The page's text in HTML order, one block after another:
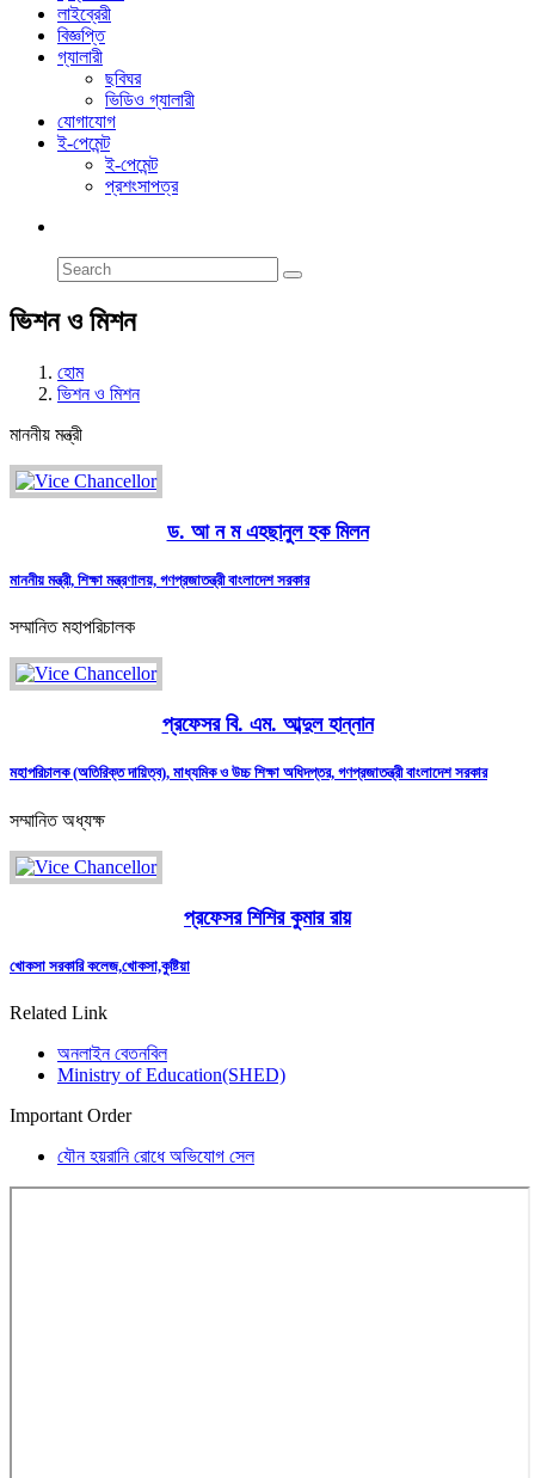
লাইব্রেরী
বিজ্ঞপ্তি
গ্যালারী
ছবিঘর
ভিডিও গ্যালারী
যোগাযোগ
ই-পেমেন্ট
ই-পেমেন্ট
প্রশংসাপত্র
ভিশন ও মিশন
হোম
ভিশন ও মিশন
মাননীয় মন্ত্রী
ড. আ ন ম এহছানুল হক মিলন
মাননীয় মন্ত্রী, শিক্ষা মন্ত্রণালয়, গণপ্রজাতন্ত্রী বাংলাদেশ সরকার
সম্মানিত মহাপরিচালক
প্রফেসর বি. এম. আব্দুল হান্নান
মহাপরিচালক (অতিরিক্ত দায়িত্ব), মাধ্যমিক ও উচ্চ শিক্ষা অধিদপ্তর, গণপ্রজাতন্ত্রী বাংলাদেশ সরকার
সম্মানিত অধ্যক্ষ
প্রফেসর শিশির কুমার রায়
খোকসা সরকারি কলেজ,খোকসা,কুষ্টিয়া
Related Link
অনলাইন বেতনবিল
Ministry of Education(SHED)
Important Order
যৌন হয়রানি রোধে অভিযোগ সেল